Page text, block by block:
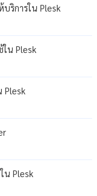
ริการใน Plesk
น Plesk
Plesk
น Plesk